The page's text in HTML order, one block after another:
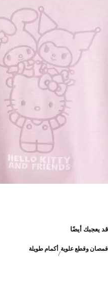
قد يعجبك أيضًا
قمصان وقطع علوية أكمام طويلة